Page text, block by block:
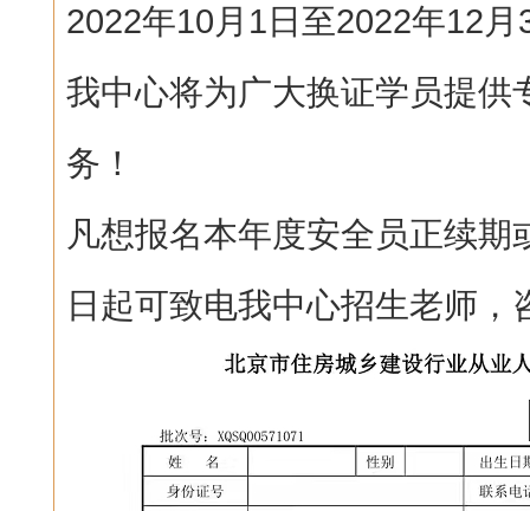
2022年10月1日至2022年12月
我中心将为广大换证学员提供
务！
凡想报名本年度安全员正续
日起可致电我中心招生老师，